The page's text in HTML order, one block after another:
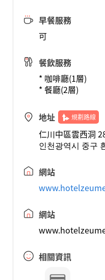
早餐服務
可
餐飲服務
* 咖啡廳(1層)
* 餐廳(2層)
地址 規劃路線
仁川中區雲西洞
인천광역시 중구
網站
網站
相關資訊